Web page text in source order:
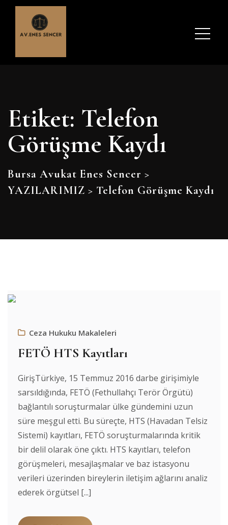
Etiket: Telefon
Görüşme Kaydı
Bursa Avukat Enes Sencer >
YAZILARIMIZ > Telefon Görüşme Kaydı
Ceza Hukuku Makaleleri
FETÖ HTS Kayıtları
GirişTürkiye, 15 Temmuz 2016 darbe girişimiyle
sarsıldığında, FETÖ (Fethullahçı Terör Örgütü)
bağlantılı soruşturmalar ülke gündemini uzun
süre meşgul etti. Bu süreçte, HTS (Havadan Telsiz
Sistemi) kayıtları, FETÖ soruşturmalarında kritik
bir delil olarak öne çıktı. HTS kayıtları, telefon
görüşmeleri, mesajlaşmalar ve baz istasyonu
verileri üzerinden bireylerin iletişim ağlarını analiz
ederek örgütsel [...]